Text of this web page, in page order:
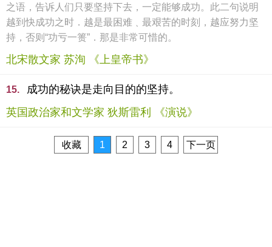
之语，告诉人们只要坚持下去，一定能够成功。此二句说明
越到快成功之时．越是最困难﹑最艰苦的时刻，越应努力坚
持，否则“功亏一篑”．那是非常可惜的。
北宋散文家 苏洵 《上皇帝书》
15.
成功的秘诀是走向目的的坚持。
英国政治家和文学家 狄斯雷利 《演说》
收藏 1 2 3 4 下一页